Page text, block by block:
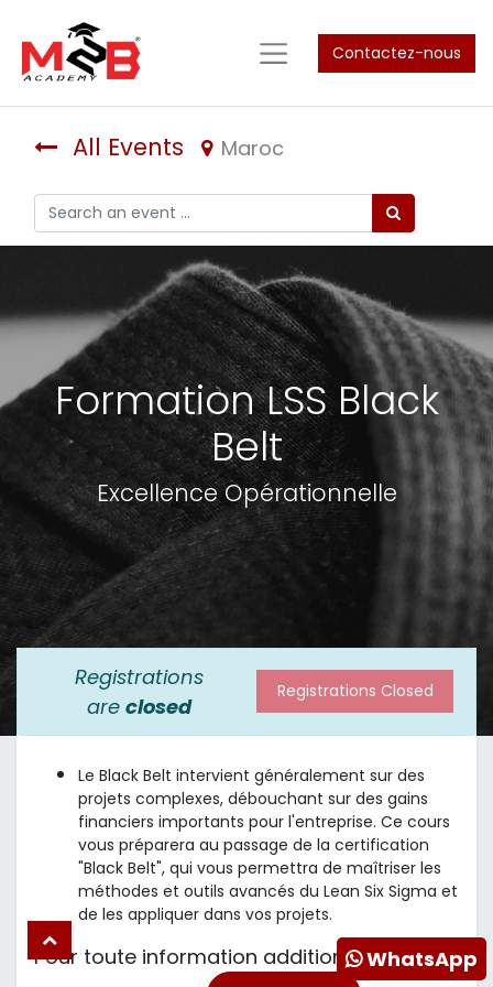
Contactez-nous
All Events Maroc
Formation LSS Black
Belt
Excellence Opérationnelle
Registrations
areclosed
Registrations Closed
Le Black Belt intervient généralement sur des
projets complexes, débouchant sur des gains
financiers importants pour l'entreprise. Ce cours
vous préparera au passage de la certification
"Black Belt", qui vous permettra de maîtriser les
méthodes et outils avancés du Lean Six Sigma et
de les appliquer dans vos projets.
Pour toute information additionnelle,WhatsApp